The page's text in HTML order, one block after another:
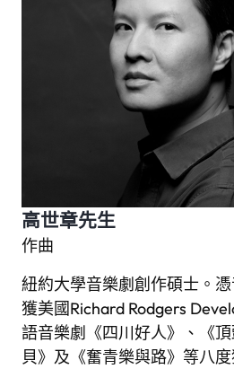
高世章先生
作曲
紐約大學音樂劇創作碩士。
獲美國Richard Rodgers
語音樂劇《四川好人》、《
貝》及《奮青樂與路》等八